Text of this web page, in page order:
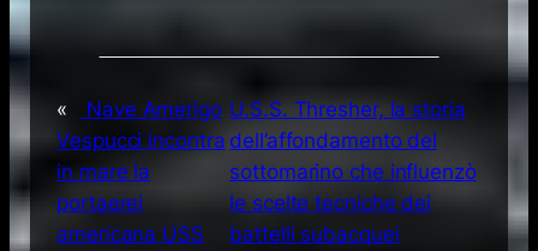
«
Nave Amerigo
Vespucci incontra
in mare la
portaerei
americana USS
U.S.S. Thresher, la storia
dell’affondamento del
sottomarino che influenzò
le scelte tecniche dei
battelli subacquei